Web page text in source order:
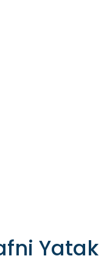
Yatak